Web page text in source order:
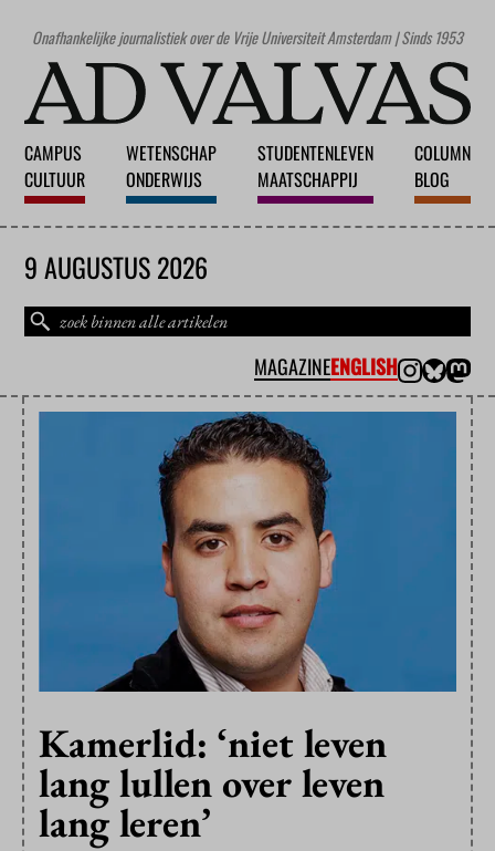
Onafhankelijke journalistiek over de Vrije Universiteit Amsterdam | Sinds 1953
CAMPUS
CULTUUR
WETENSCHAP
ONDERWIJS
STUDENTENLEVEN
MAATSCHAPPIJ
COLUMN
BLOG
9 AUGUSTUS 2026
MAGAZINEENGLISH
Kamerlid: ‘niet leven
lang lullen over leven
lang leren’